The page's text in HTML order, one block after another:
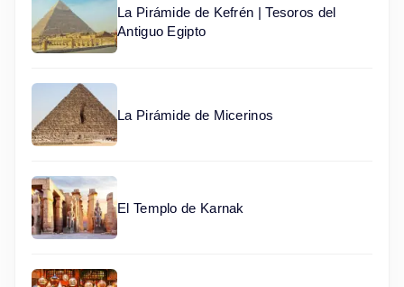
La Pirámide de Kefrén | Tesoros del
Antiguo Egipto
La Pirámide de Micerinos
El Templo de Karnak